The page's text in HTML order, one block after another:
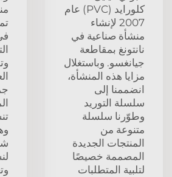
كلورايد (PVC) عام
2007 لإنشاء
منشأة صناعية في
نانتونغ بمقاطعة
جيانغسو. وباستغلال
مزايا هذه المنشأة،
انضممنا إلى
سلسلة التوريد
وطوّرنا سلسلة
متنوعة من
المنتجات الجديدة
المصممة خصيصًا
لتلبية المتطلبات